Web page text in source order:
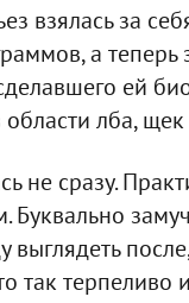
взялась за
а теперь
ей
лба,
не сразу.
Буквально
выглядеть
так терпеливо